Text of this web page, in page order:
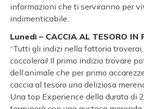
informazioni che ti serviranno per
indimenticabile.
Lunedì – CACCIA AL TESORO IN
“Tutti gli indizi nella fattoria
coccolerai! Il primo indizio trovare
dell’animale che per primo
caccia al tesoro una deliziosa
Una top Experience della durata di